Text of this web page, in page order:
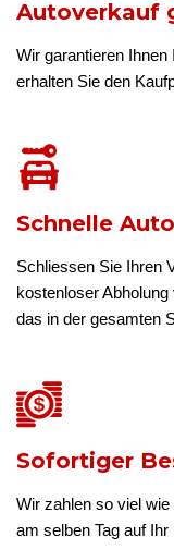
Autoverkauf
Wir garantieren
erhalten Sie den
Schnelle
Schliessen Sie Ihren
kostenloser
das in der gesamten
Sofortiger
Wir zahlen so viel
am selben Tag auf